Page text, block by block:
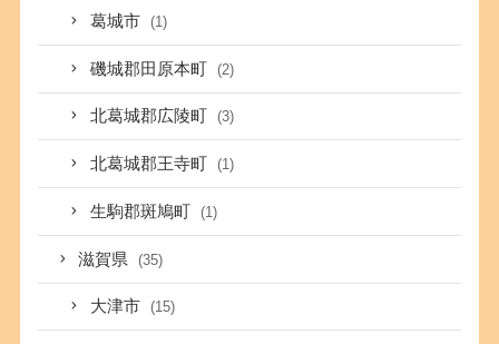
葛城市 (1)
磯城郡田原本町 (2)
北葛城郡広陵町 (3)
北葛城郡王寺町 (1)
生駒郡斑鳩町 (1)
滋賀県 (35)
大津市 (15)